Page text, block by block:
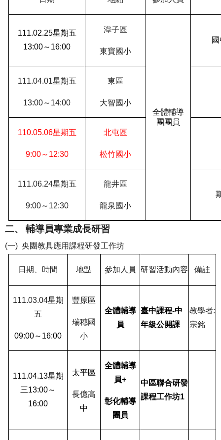
111.02.25星期五
13:00～ 16:00
潭子區
東寶國小
全體輔導
團團員
111.04.01星期五
13:00～ 14:00
東區
大智國小
110.05.06星期五
9:00～ 12:30
北屯區
松竹國小
111.06.24星期五
9:00～ 12:30
龍井區
龍泉國小
二、 輔導員專業成長研習
(一) 央團教具應用課程研發工作坊
日期、時間 地點 參加人員 研習活動內容 備註
111.03.04星期
五
09:00～ 16:00
豐原區
瑞穗國
小
全體輔導
員
臺中課程-中
年級公開課
教學者:
宗銘
111.04.13星期
三13:00～
16:00
太平區
長億高
中
全體輔導
員+
彰化輔導
團員
中區聯合研發
課程工作坊1